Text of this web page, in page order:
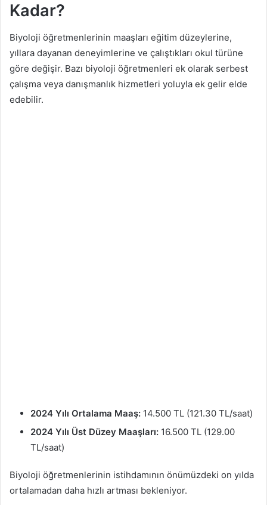
Kadar?
Biyoloji öğretmenlerinin maaşları eğitim düzeylerine,
yıllara dayanan deneyimlerine ve çalıştıkları okul türüne
göre değişir. Bazı biyoloji öğretmenleri ek olarak serbest
çalışma veya danışmanlık hizmetleri yoluyla ek gelir elde
edebilir.
2024 Yılı Ortalama Maaş: 14.500 TL (121.30 TL/saat)
2024 Yılı Üst Düzey Maaşları: 16.500 TL (129.00
TL/saat)
Biyoloji öğretmenlerinin istihdamının önümüzdeki on yılda
ortalamadan daha hızlı artması bekleniyor.